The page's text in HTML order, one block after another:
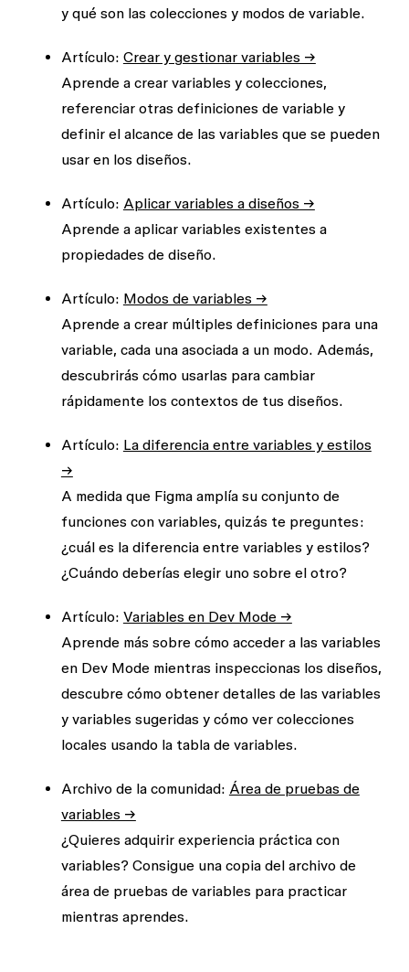
y qué son las colecciones y modos de variable.
Artículo: Crear y gestionar variables →
Aprende a crear variables y colecciones,
referenciar otras definiciones de variable y
definir el alcance de las variables que se pueden
usar en los diseños.
Artículo: Aplicar variables a diseños →
Aprende a aplicar variables existentes a
propiedades de diseño.
Artículo: Modos de variables →
Aprende a crear múltiples definiciones para una
variable, cada una asociada a un modo. Además,
descubrirás cómo usarlas para cambiar
rápidamente los contextos de tus diseños.
Artículo: La diferencia entre variables y estilos
→
A medida que Figma amplía su conjunto de
funciones con variables, quizás te preguntes:
¿cuál es la diferencia entre variables y estilos?
¿Cuándo deberías elegir uno sobre el otro?
Artículo: Variables en Dev Mode →
Aprende más sobre cómo acceder a las variables
en Dev Mode mientras inspeccionas los diseños,
descubre cómo obtener detalles de las variables
y variables sugeridas y cómo ver colecciones
locales usando la tabla de variables.
Archivo de la comunidad: Área de pruebas de
variables →
¿Quieres adquirir experiencia práctica con
variables? Consigue una copia del archivo de
área de pruebas de variables para practicar
mientras aprendes.